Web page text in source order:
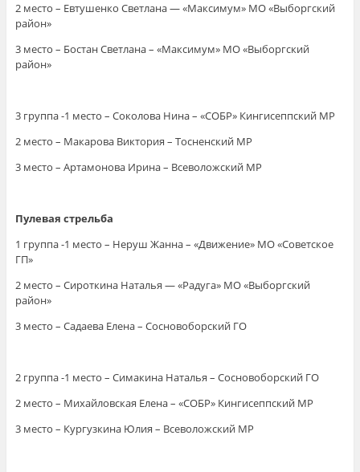
2 место – Евтушенко Светлана — «Максимум» МО «Выборгский
район»
3 место – Бостан Светлана – «Максимум» МО «Выборгский
район»
3 группа -1 место – Соколова Нина – «СОБР» Кингисеппский МР
2 место – Макарова Виктория – Тосненский МР
3 место – Артамонова Ирина – Всеволожский МР
Пулевая стрельба
1 группа -1 место – Неруш Жанна – «Движение» МО «Советское
ГП»
2 место – Сироткина Наталья — «Радуга» МО «Выборгский
район»
3 место – Садаева Елена – Сосновоборский ГО
2 группа -1 место – Симакина Наталья – Сосновоборский ГО
2 место – Михайловская Елена – «СОБР» Кингисеппский МР
3 место – Кургузкина Юлия – Всеволожский МР